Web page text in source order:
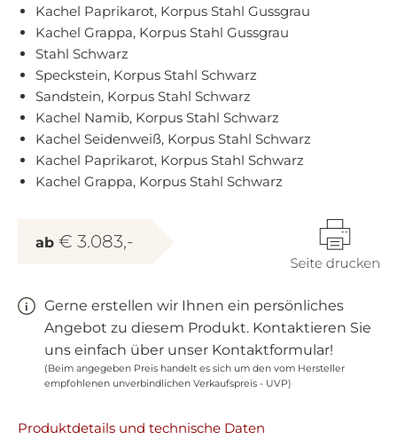
Kachel Paprikarot, Korpus Stahl Gussgrau
Kachel Grappa, Korpus Stahl Gussgrau
Stahl Schwarz
Speckstein, Korpus Stahl Schwarz
Sandstein, Korpus Stahl Schwarz
Kachel Namib, Korpus Stahl Schwarz
Kachel Seidenweiß, Korpus Stahl Schwarz
Kachel Paprikarot, Korpus Stahl Schwarz
Kachel Grappa, Korpus Stahl Schwarz
ab € 3.083,-
Gerne erstellen wir Ihnen ein persönliches
Angebot zu diesem Produkt. Kontaktieren Sie
uns einfach über unser Kontaktformular!
(Beim angegeben Preis handelt es sich um den vom Hersteller
empfohlenen unverbindlichen Verkaufspreis - UVP)
Produktdetails und technische Daten